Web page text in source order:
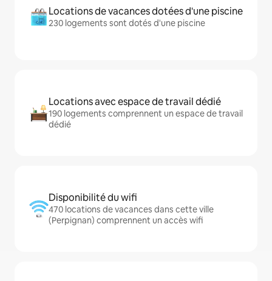
Locations de vacances dotées d'une piscine
230 logements sont dotés d'une piscine
Locations avec espace de travail dédié
190 logements comprennent un espace de travail
dédié
Disponibilité du wifi
470 locations de vacances dans cette ville
(Perpignan) comprennent un accès wifi